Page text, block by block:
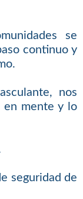
se
continuo y
nos
en mente y lo
seguridad de